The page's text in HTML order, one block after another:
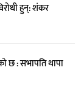
हुन्: शंकर
छ : सभापति थापा